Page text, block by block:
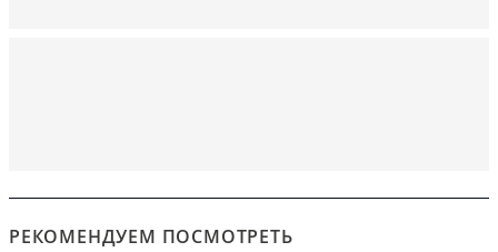
РЕКОМЕНДУЕМ ПОСМОТРЕТЬ